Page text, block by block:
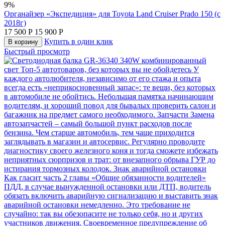
9%
Органайзер «Экспедиция» для Toyota Land Cruiser Prado 150 (с
2018г)
17 500 Р 15 900 Р
В корзину
Купить в один клик
Быстрый просмотр